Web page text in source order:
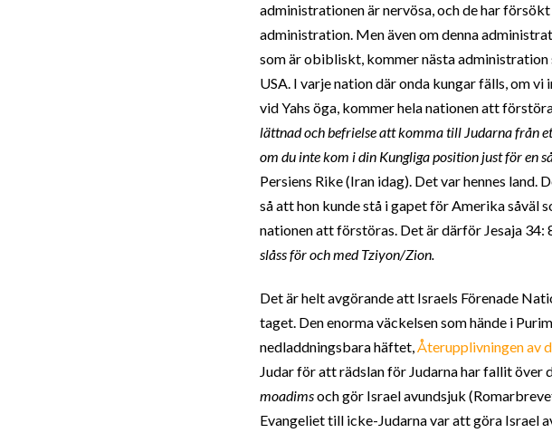
administrationen är nervösa, och de har
administration. Men även om denna
som är obibliskt, kommer nästa
USA. I varje nation där onda kungar fälls, om
vid Yahs öga, kommer hela nationen att
lättnad och befrielse att komma till Judarna från
om du inte kom i din Kungliga position just för en
Persiens Rike (Iran idag). Det var hennes
så att hon kunde stå i gapet för Amerika såväl
nationen att förstöras. Det är därför Jesaja 34:
slåss för och med Tziyon/Zion.
Det är helt avgörande att Israels Förenade
taget. Den enorma väckelsen som hände i
nedladdningsbara häftet,Återupplivningen av
Judar för att rädslan för Judarna har fallit
moadimsoch gör Israel avundsjuk
Evangeliet till icke-Judarna var att göra Israel